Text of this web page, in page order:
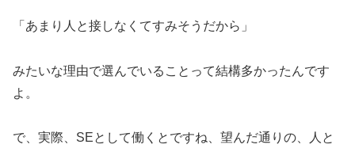
「あまり人と接しなくてすみそうだから」
みたいな理由で選んでいることって結構多かったんです
よ。
で、実際、SEとして働くとですね、望んだ通りの、人と